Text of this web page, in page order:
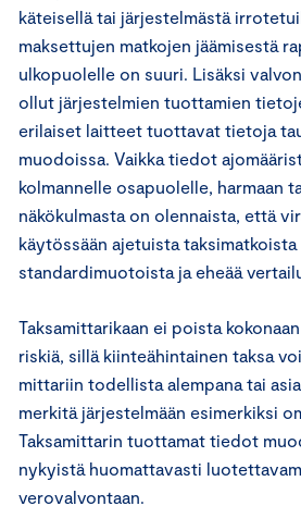
käteisellä tai järjestelmästä
maksettujen matkojen jäämisestä
ulkopuolelle on suuri. Lisäksi
ollut järjestelmien tuottamien
erilaiset laitteet tuottavat tietoja
muodoissa. Vaikka tiedot
kolmannelle osapuolelle, harmaan
näkökulmasta on olennaista, että
käytössään ajetuista
standardimuotoista ja eheää
Taksamittarikaan ei poista
riskiä, sillä kiinteähintainen taksa
mittariin todellista alempana tai
merkitä järjestelmään esimerkiksi
Taksamittarin tuottamat tiedot
nykyistä huomattavasti
verovalvontaan.